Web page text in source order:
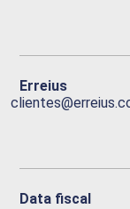
Erreius
Data fiscal